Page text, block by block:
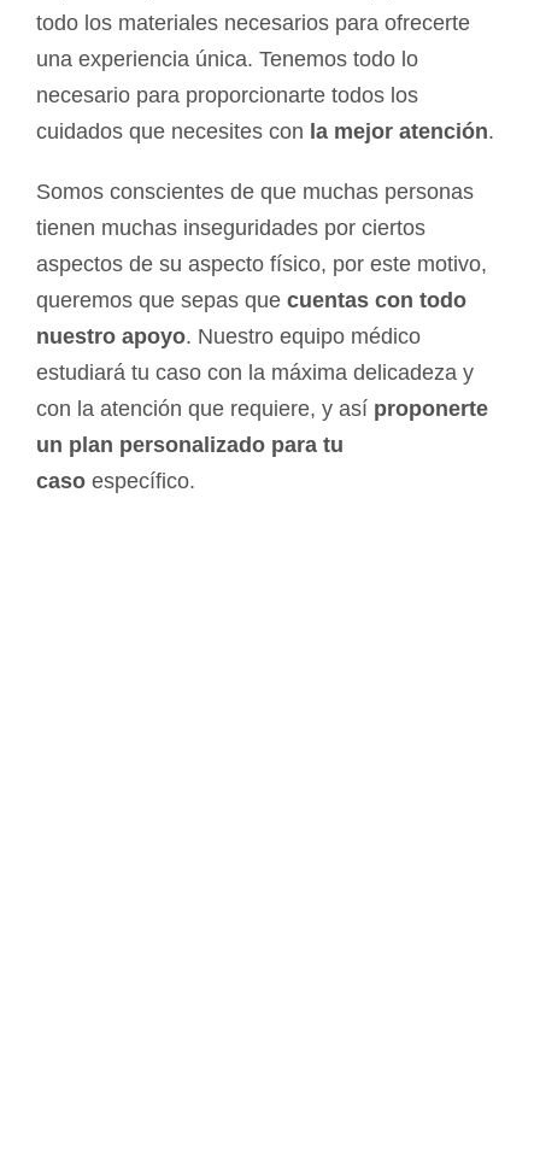
todo los materiales necesarios para ofrecerte
una experiencia única. Tenemos todo lo
necesario para proporcionarte todos los
cuidados que necesites con la mejor atención.
Somos conscientes de que muchas personas
tienen muchas inseguridades por ciertos
aspectos de su aspecto físico, por este motivo,
queremos que sepas que cuentas con todo
nuestro apoyo. Nuestro equipo médico
estudiará tu caso con la máxima delicadeza y
con la atención que requiere, y así proponerte
un plan personalizado para tu
casoespecífico.